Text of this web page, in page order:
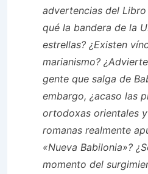
advertencias del Libro
qué la bandera de la
estrellas? ¿Existen
marianismo?
gente que salga de
embargo, ¿acaso las
ortodoxas orientales
romanas realmente
«Nueva Babilonia»?
momento del